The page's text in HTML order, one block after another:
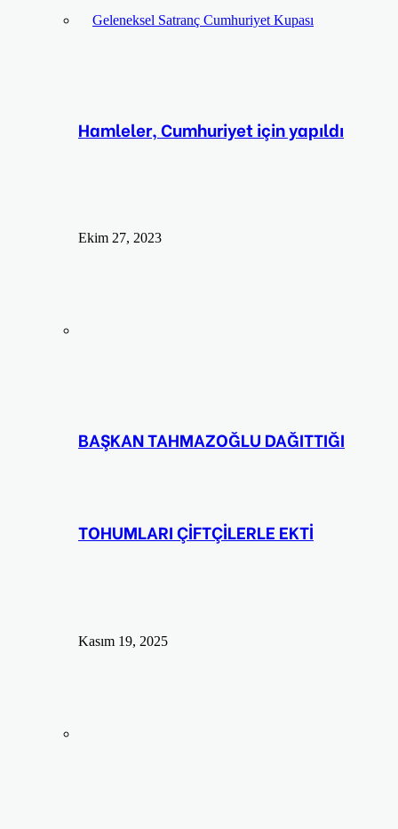
Hamleler, Cumhuriyet için yapıldı
Ekim 27, 2023
BAŞKAN TAHMAZOĞLU DAĞITTIĞI
TOHUMLARI ÇİFTÇİLERLE EKTİ
Kasım 19, 2025